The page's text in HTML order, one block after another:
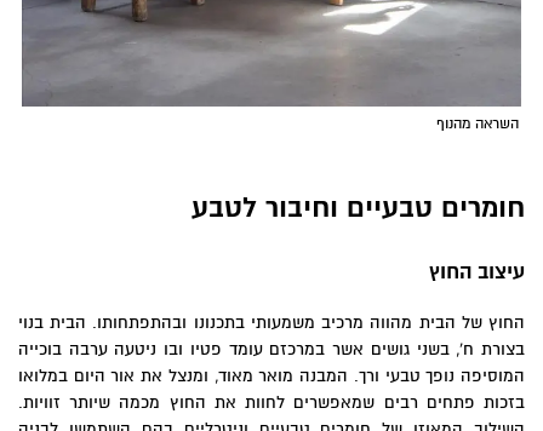
השראה מהנוף
חומרים טבעיים וחיבור לטבע
עיצוב החוץ
החוץ של הבית מהווה מרכיב משמעותי בתכנונו ובהתפתחותו. הבית בנוי
בצורת ח', בשני גושים אשר במרכזם עומד פטיו ובו ניטעה ערבה בוכייה
המוסיפה נופך טבעי ורך. המבנה מואר מאוד, ומנצל את אור היום במלואו
בזכות פתחים רבים שמאפשרים לחוות את החוץ מכמה שיותר זוויות.